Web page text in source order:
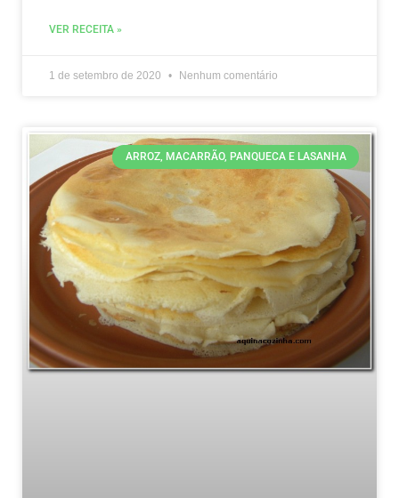
VER RECEITA »
1 de setembro de 2020 Nenhum comentário
ARROZ, MACARRÃO, PANQUECA E LASANHA